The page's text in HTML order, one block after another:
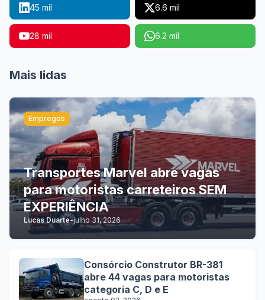
45 mil 6.6 mil
28 mil 6.2 mil
Mais lidas
Empregos
Transportes Marvel abre vagas
para motoristas carreteiros SEM
EXPERIÊNCIA
Lucas Duarte-julho 31, 2026
Consórcio Construtor BR-381
abre 44 vagas para motoristas
categoria C, D e E